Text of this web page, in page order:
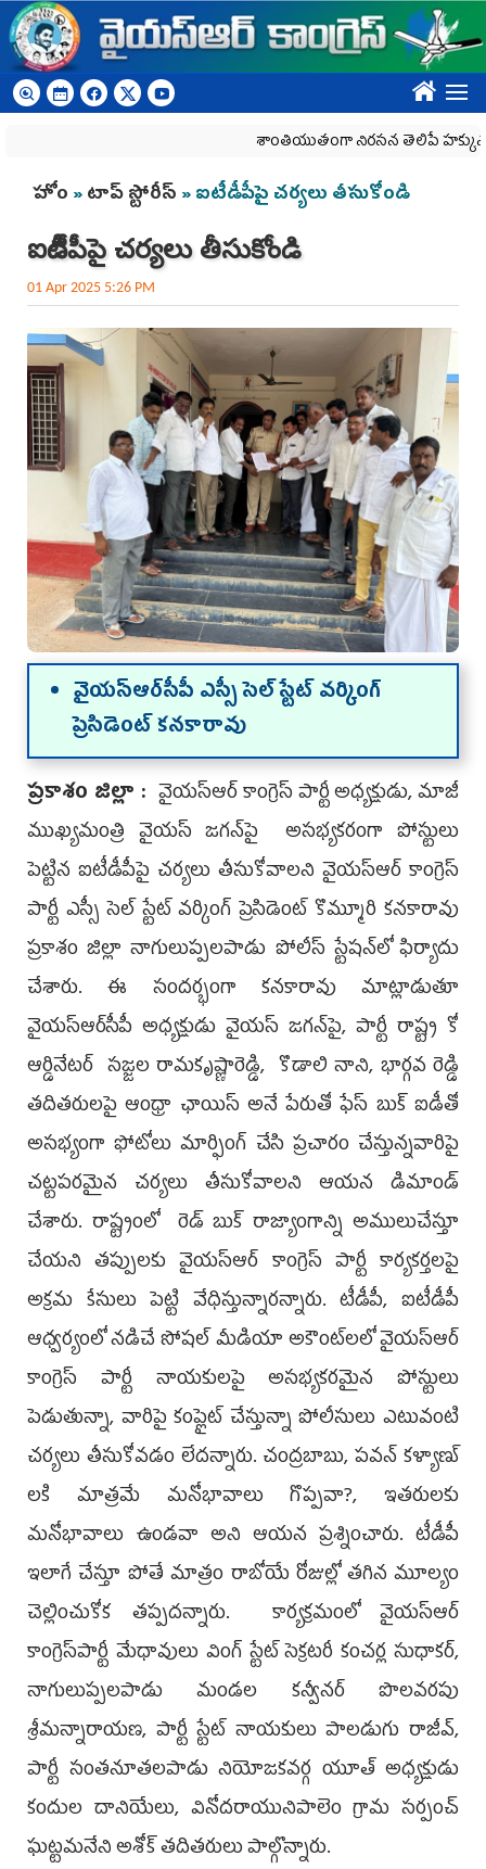
Skip to main content
????
శాంతియుతంగా నిరసన తెలిపే హక్కును
You are here
హోం »టాప్ స్టోరీస్ » ఐటీడీపీపై చ‌ర్య‌లు తీసుకోండి
ఐటీడీపీపై చ‌ర్య‌లు తీసుకోండి
01 Apr 2025 5:26 PM
వైయ‌స్ఆర్‌సీపీ ఎస్సీ సెల్ స్టేట్ వ‌ర్కింగ్
ప్రెసిడెంట్ క‌న‌కారావు
ప్ర‌కాశం జిల్లా : వైయ‌స్ఆర్ కాంగ్రెస్ పార్టీ అధ్య‌క్షుడు, మాజీ
ముఖ్య‌మంత్రి వైయ‌స్ జ‌గ‌న్‌పై అస‌భ్య‌క‌రంగా పోస్టులు
పెట్టిన ఐటీడీపీపై చ‌ర్య‌లు తీసుకోవాల‌ని వైయ‌స్ఆర్ కాంగ్రెస్
పార్టీ ఎస్సీ సెల్ స్టేట్ వ‌ర్కింగ్ ప్రెసిడెంట్ కొమ్మూరి క‌న‌కారావు
ప్ర‌కాశం జిల్లా నాగులుప్ప‌ల‌పాడు పోలీస్ స్టేష‌న్‌లో ఫిర్యాదు
చేశారు. ఈ సంద‌ర్భంగా క‌న‌కారావు మాట్లాడుతూ
వైయ‌స్ఆర్‌సీపీ అధ్య‌క్షుడు వైయ‌స్ జ‌గ‌న్‌పై, పార్టీ రాష్ట్ర కో
ఆర్డినేటర్ సజ్జల రామకృష్ణారెడ్డి, కొడాలి నాని, భార్గవ రెడ్డి
తదితరులపై ఆంధ్రా ఛాయిస్ అనే పేరుతో ఫేస్ బుక్ ఐడీతో
అసభ్యంగా ఫోటోలు మార్ఫింగ్ చేసి ప్ర‌చారం చేస్తున్నవారిపై
చ‌ట్ట‌ప‌ర‌మైన చ‌ర్య‌లు తీసుకోవాల‌ని ఆయ‌న డిమాండ్
చేశారు. రాష్ట్రంలో రెడ్ బుక్ రాజ్యాంగాన్ని అములుచేస్తూ
చేయ‌ని త‌ప్పుల‌కు వైయ‌స్ఆర్ కాంగ్రెస్ పార్టీ కార్య‌క‌ర్త‌ల‌పై
అక్ర‌మ కేసులు పెట్టి వేధిస్తున్నార‌న్నారు. టీడీపీ, ఐటీడీపీ
ఆధ్వ‌ర్యంలో న‌డిచే సోష‌ల్ మీడియా అకౌంట్‌ల‌లో వైయ‌స్ఆర్
కాంగ్రెస్ పార్టీ నాయ‌కుల‌పై అస‌భ్య‌క‌ర‌మైన పోస్టులు
పెడుతున్నా, వారిపై కంప్లైట్ చేస్తున్నా పోలీసులు ఎటువంటి
చ‌ర్య‌లు తీసుకోవ‌డం లేద‌న్నారు. చంద్రబాబు, పవన్ కళ్యాణ్
లకి మాత్రమే మనోభావాలు గొప్పవా?, ఇతరులకు
మనోభావాలు ఉండవా అని ఆయ‌న ప్రశ్నించారు. టీడీపీ
ఇలాగే చేస్తూ పోతే మాత్రం రాబోయే రోజుల్లో త‌గిన మూల్యం
చెల్లించుకోక త‌ప్ప‌ద‌న్నారు. కార్య‌క్ర‌మంలో వైయ‌స్ఆర్
కాంగ్రెస్‌పార్టీ మేధావులు వింగ్ స్టేట్ సెక్ర‌ట‌రీ కంచర్ల సుధాకర్,
నాగులుప్పలపాడు మండల కన్వీనర్ పొలవరపు
శ్రీమన్నారాయణ, పార్టీ స్టేట్ నాయకులు పాలడుగు రాజీవ్,
పార్టీ సంతనూతలపాడు నియోజకవర్గ యూత్ అధ్యక్షుడు
కందుల దానియేలు, వినోదరాయునిపాలెం గ్రామ సర్పంచ్
ఘట్టమనేని అశోక్ త‌దితరులు పాల్గొన్నారు.